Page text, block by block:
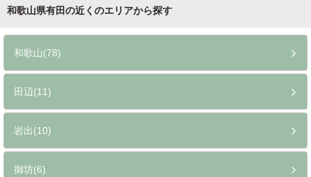
和歌山県有田の近くのエリアから探す
和歌山(78)
田辺(11)
岩出(10)
御坊(6)